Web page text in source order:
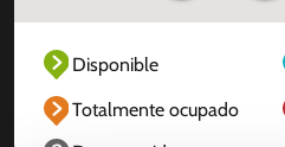
Disponible
Totalmente ocupado